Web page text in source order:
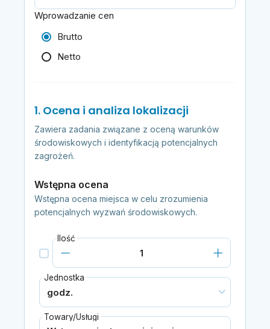
Wprowadzanie cen
Brutto
Netto
1. Ocena i analiza lokalizacji
Zawiera zadania związane z oceną warunków
środowiskowych i identyfikacją potencjalnych
zagrożeń.
Wstępna ocena
Wstępna ocena miejsca w celu zrozumienia
potencjalnych wyzwań środowiskowych.
Ilość
Jednostka
Towary/Usługi